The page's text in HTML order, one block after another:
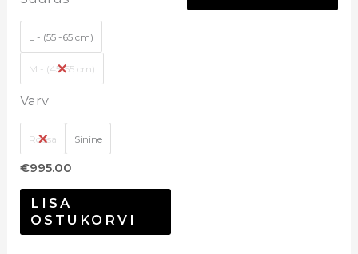
L - (55 -65 cm)
M - (45-55 cm)
Värv
Roosa Sinine
€995.00
LISA
OSTUKORVI